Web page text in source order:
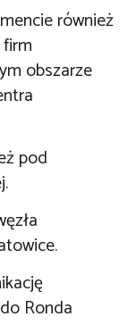
również
obszarze
pod
Ronda